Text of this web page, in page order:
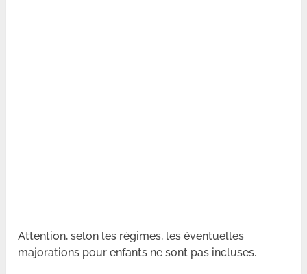
Attention, selon les régimes, les éventuelles
majorations pour enfants ne sont pas incluses.